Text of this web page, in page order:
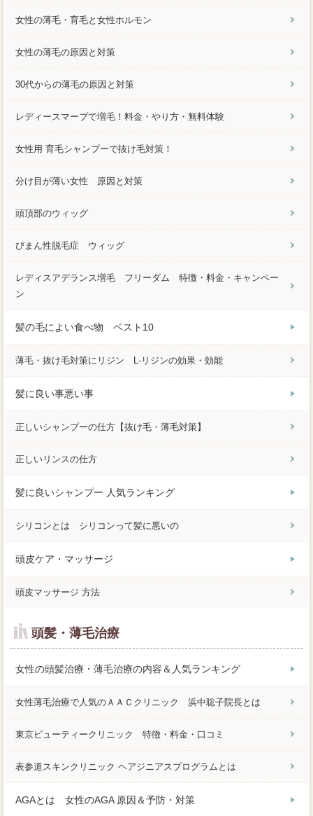
女性の薄毛・育毛と女性ホルモン
女性の薄毛の原因と対策
30代からの薄毛の原因と対策
レディースマープで増毛！料金・やり方・無料体験
女性用 育毛シャンプーで抜け毛対策！
分け目が薄い女性 原因と対策
頭頂部のウィッグ
びまん性脱毛症 ウィッグ
レディスアデランス増毛 フリーダム 特徴・料金・キャンペー
ン
髪の毛によい食べ物 ベスト10
薄毛・抜け毛対策にリジン L-リジンの効果・効能
髪に良い事悪い事
正しいシャンプーの仕方【抜け毛・薄毛対策】
正しいリンスの仕方
髪に良いシャンプー 人気ランキング
シリコンとは シリコンって髪に悪いの
頭皮ケア・マッサージ
頭皮マッサージ 方法
頭髪・薄毛治療
女性の頭髪治療・薄毛治療の内容＆人気ランキング
女性薄毛治療で人気のＡＡＣクリニック 浜中聡子院長とは
東京ビューティークリニック 特徴・料金・口コミ
表参道スキンクリニック ヘアジニアスプログラムとは
AGAとは 女性のAGA 原因＆予防・対策